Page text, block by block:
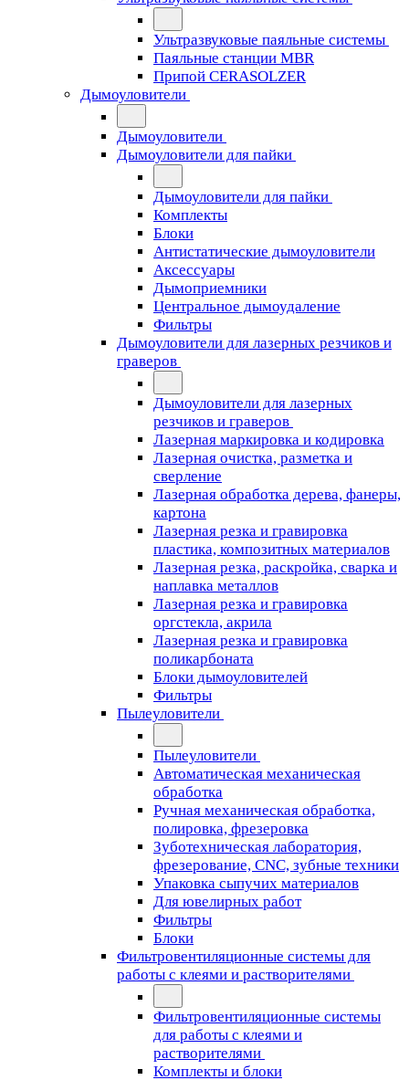
Ультразвуковые паяльные системы
Паяльные станции MBR
Припой CERASOLZER
Дымоуловители
Дымоуловители
Дымоуловители для пайки
Дымоуловители для пайки
Комплекты
Блоки
Антистатические дымоуловители
Аксессуары
Дымоприемники
Центральное дымоудаление
Фильтры
Дымоуловители для лазерных резчиков и
граверов
Дымоуловители для лазерных
резчиков и граверов
Лазерная маркировка и кодировка
Лазерная очистка, разметка и
сверление
Лазерная обработка дерева, фанеры,
картона
Лазерная резка и гравировка
пластика, композитных материалов
Лазерная резка, раскройка, сварка и
наплавка металлов
Лазерная резка и гравировка
оргстекла, акрила
Лазерная резка и гравировка
поликарбоната
Блоки дымоуловителей
Фильтры
Пылеуловители
Пылеуловители
Автоматическая механическая
обработка
Ручная механическая обработка,
полировка, фрезеровка
Зуботехническая лаборатория,
фрезерование, CNC, зубные техники
Упаковка сыпучих материалов
Для ювелирных работ
Фильтры
Блоки
Фильтровентиляционные системы для
работы с клеями и растворителями
Фильтровентиляционные системы
для работы с клеями и
растворителями
Комплекты и блоки